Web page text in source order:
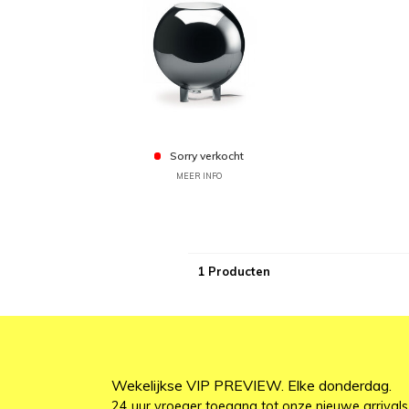
Sorry verkocht
MEER INFO
1 Producten
Wekelijkse VIP PREVIEW. Elke donderdag.